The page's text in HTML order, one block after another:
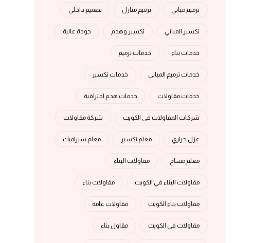
ترميم مباني ترميم منازل تصميم داخلي
تكسير المباني تكسير وهدم جودة عالية
خدمات بناء خدمات ترميم
خدمات ترميم المباني خدمات تكسير
خدمات مقاولات خدمات هدم احترافية
شركات المقاولات في الكويت شركة مقاولات
عزل حراري معلم تكسير معلم سيراميك
معلم مساح مقاولات البناء
مقاولات البناء في الكويت مقاولات بناء
مقاولات بناء الكويت مقاولات عامة
مقاولات في الكويت مقاول بناء